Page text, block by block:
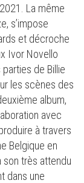
La même
s’impose
et décroche
Ivor Novello
de Billie
les scènes des
album,
avec
à travers
Belgique en
son très attendu
dans une